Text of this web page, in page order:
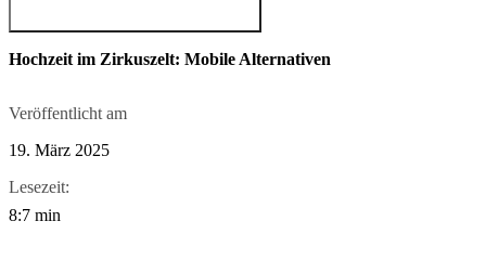
Hochzeit im Zirkuszelt: Mobile Alternativen
Veröffentlicht am
19. März 2025
Lesezeit:
8:7 min